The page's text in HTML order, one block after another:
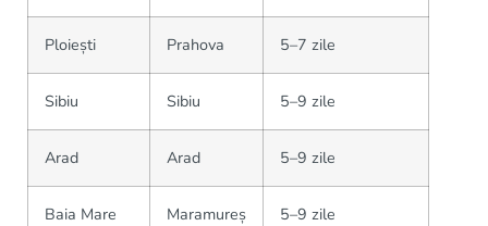
Ploiești Prahova 5–7 zile
Sibiu Sibiu 5–9 zile
Arad Arad 5–9 zile
Baia Mare Maramureș 5–9 zile